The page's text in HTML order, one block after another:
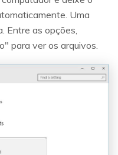
Uma
Entre as opções,
para ver os arquivos.